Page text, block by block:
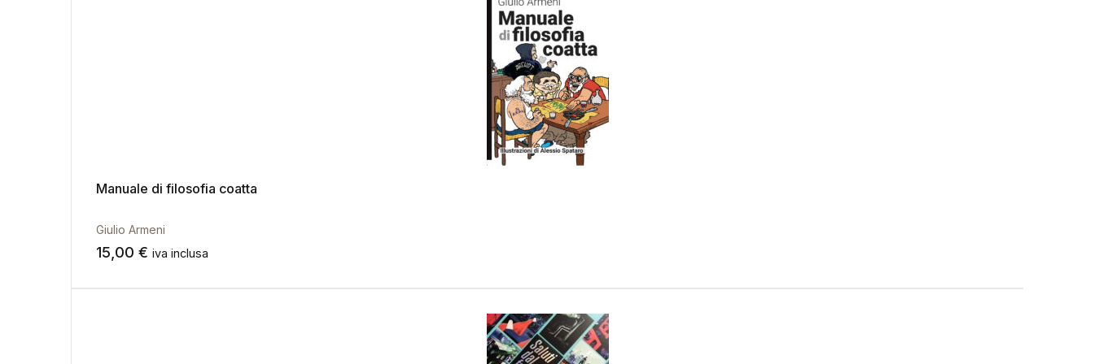
Manuale di filosofia coatta
Giulio Armeni
15,00 € iva inclusa